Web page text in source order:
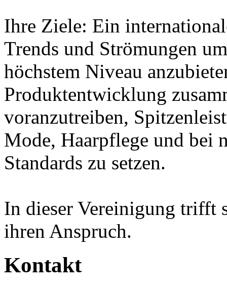
Ihre Ziele: Ein
Trends und Strömungen
höchstem Niveau
Produktentwicklung
voranzutreiben,
Mode, Haarpflege und bei
Standards zu setzen.
In dieser Vereinigung trifft
ihren Anspruch.
Kontakt